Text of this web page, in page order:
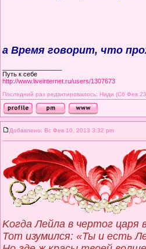
а Время говорит, что
Путь к себе
http://www.liveinternet.ru/users/1307673
Последний раз редактировалось: Ниди (Сб Фев
Добавлено: Вс Фев 10, 2013 3:32 pm
Kогда Лейла в чертог царя
Тот изумился: «Ты и есть